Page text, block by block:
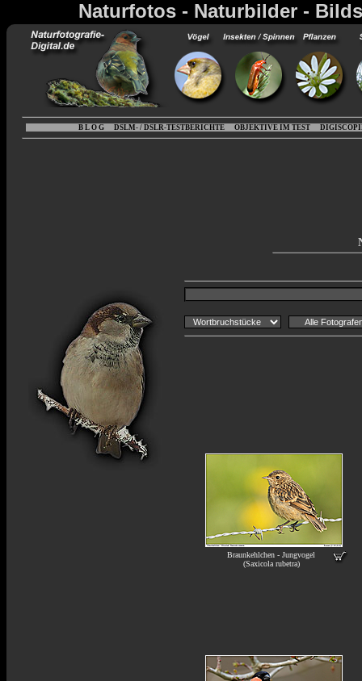
Naturfotos - Naturbilder -
B L O G DSLM- / DSLR-TESTBERICHTE OBJEKTIVE IM TEST
Braunkehlchen - Jungvogel
(Saxicola rubetra)